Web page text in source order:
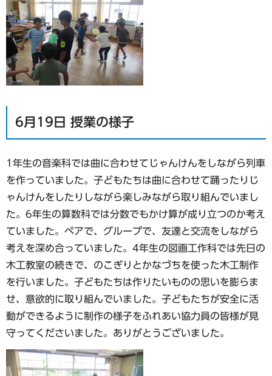
6月19日 授業の様子
1年生の音楽科では曲に合わせてじゃんけんをしながら列車
を作っていました。子どもたちは曲に合わせて踊ったりじ
ゃんけんをしたりしながら楽しみながら取り組んでいまし
た。6年生の算数科では分数でもかけ算が成り立つのか考え
ていました。ペアで、グループで、友達と交流をしながら
考えを深め合っていました。4年生の図画工作科では先日の
木工教室の続きで、のこぎりとかなづちを使った木工制作
を行いました。子どもたちは作りたいものの思いを膨らま
せ、意欲的に取り組んでいました。子どもたちが安全に活
動ができるように制作の様子をふれあい協力員の皆様が見
守ってくださいました。ありがとうございました。